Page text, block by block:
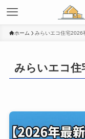
ホーム みらいエコ住宅2026
みらいエコ住